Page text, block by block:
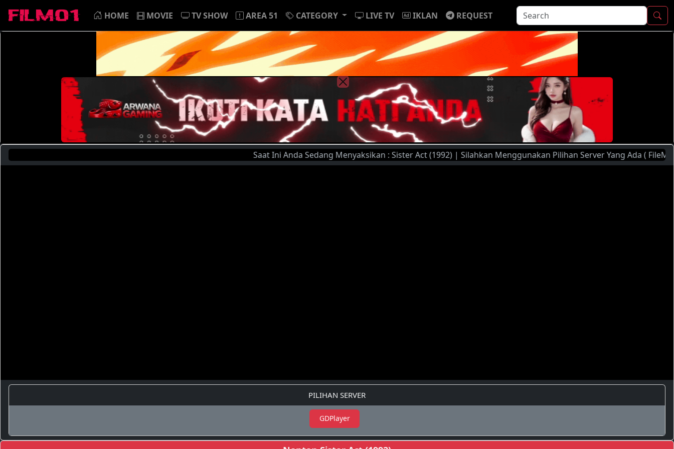
HOME MOVIE TV SHOW AREA 51 CATEGORY LIVE TV IKLAN REQUEST
Saat Ini Anda Sedang Menyaksikan : Sister Act (1992) | Silahkan Menggunakan Pilihan Server Yang Ada (
PILIHAN SERVER
GDPlayer